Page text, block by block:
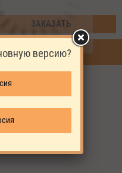
ЗАКАЗАТЬ
версию?